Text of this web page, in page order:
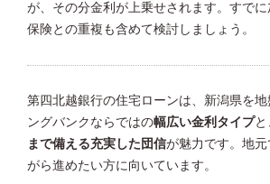
が、その分金利が上乗せされます。すで
保険との重複も含めて検討しましょう。
第四北越銀行の住宅ローンは、新潟県を地
ングバンクならではの幅広い金利タイプと
まで備える充実した団信が魅力です。地
がら進めたい方に向いています。